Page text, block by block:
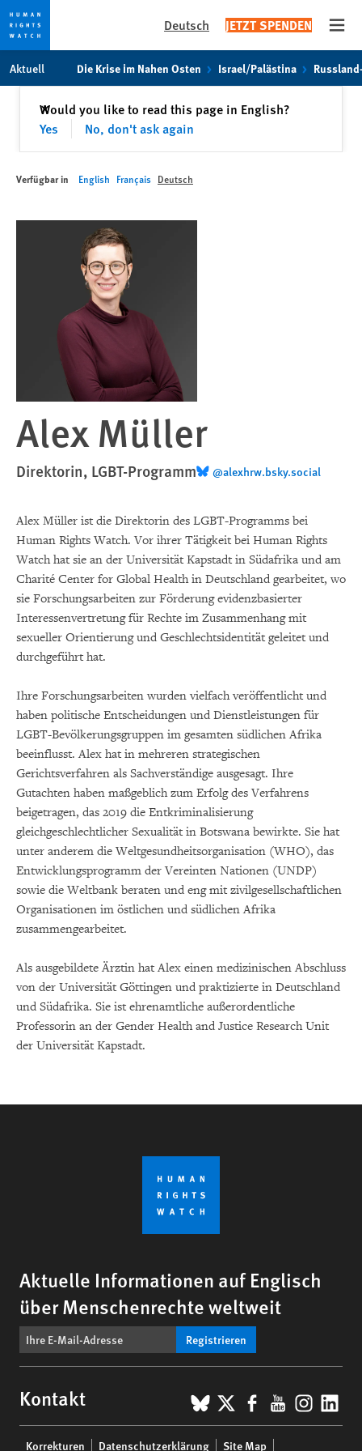
Skip
to
Skip
to
content
Deutsch JETZT SPENDEN
Aktuell Die Krise im Nahen Osten Israel/Palästina
Would you like to read this page in English?
Yes
No, don't ask again
✕Schließen
Verfügbar in English Français Deutsch
Alex Müller
Direktorin, LGBT-Programm @alexhrw.bsky.social
Alex Müller ist die Direktorin des LGBT-Programms bei
Human Rights Watch. Vor ihrer Tätigkeit bei Human Rights
Watch hat sie an der Universität Kapstadt in Südafrika und am
Charité Center for Global Health in Deutschland gearbeitet, wo
sie Forschungsarbeiten zur Förderung evidenzbasierter
Interessenvertretung für Rechte im Zusammenhang mit
sexueller Orientierung und Geschlechtsidentität geleitet und
durchgeführt hat.
Ihre Forschungsarbeiten wurden vielfach veröffentlicht und
haben politische Entscheidungen und Dienstleistungen für
LGBT-Bevölkerungsgruppen im gesamten südlichen Afrika
beeinflusst. Alex hat in mehreren strategischen
Gerichtsverfahren als Sachverständige ausgesagt. Ihre
Gutachten haben maßgeblich zum Erfolg des Verfahrens
beigetragen, das 2019 die Entkriminalisierung
gleichgeschlechtlicher Sexualität in Botswana bewirkte. Sie hat
unter anderem die Weltgesundheitsorganisation (WHO), das
Entwicklungsprogramm der Vereinten Nationen (UNDP)
sowie die Weltbank beraten und eng mit zivilgesellschaftlichen
Organisationen im östlichen und südlichen Afrika
zusammengearbeitet.
Als ausgebildete Ärztin hat Alex einen medizinischen Abschluss
von der Universität Göttingen und praktizierte in Deutschland
und Südafrika. Sie ist ehrenamtliche außerordentliche
Professorin an der Gender Health and Justice Research Unit
der Universität Kapstadt.
Aktuelle Informationen auf Englisch
über Menschenrechte weltweit
Registrieren
Kontakt BlueSky
X Facebook
YouTube
Korrekturen Datenschutzerklärung Site Map